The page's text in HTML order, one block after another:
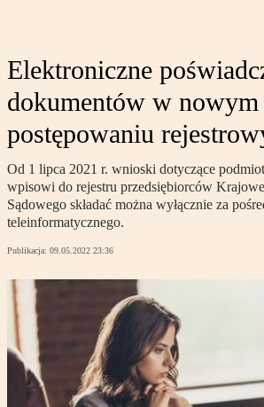
Elektroniczne
dokumentów w nowym
postępowaniu
Od 1 lipca 2021 r. wnioski dotyczące
wpisowi do rejestru przedsiębiorców
Sądowego składać można wyłącznie za
teleinformatycznego.
Publikacja: 09.05.2022 23:36